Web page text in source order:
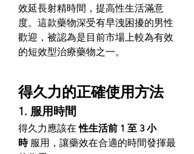
效延長射精時間，提高性生活滿意
度。這款藥物深受有早洩困擾的男性
歡迎，被認為是目前市場上較為有效
的短效型治療藥物之一。
得久力的正確使用方法
1. 服用時間
得久力應該在 性生活前 1 至 3 小
時 服用，讓藥效在合適的時間發揮最